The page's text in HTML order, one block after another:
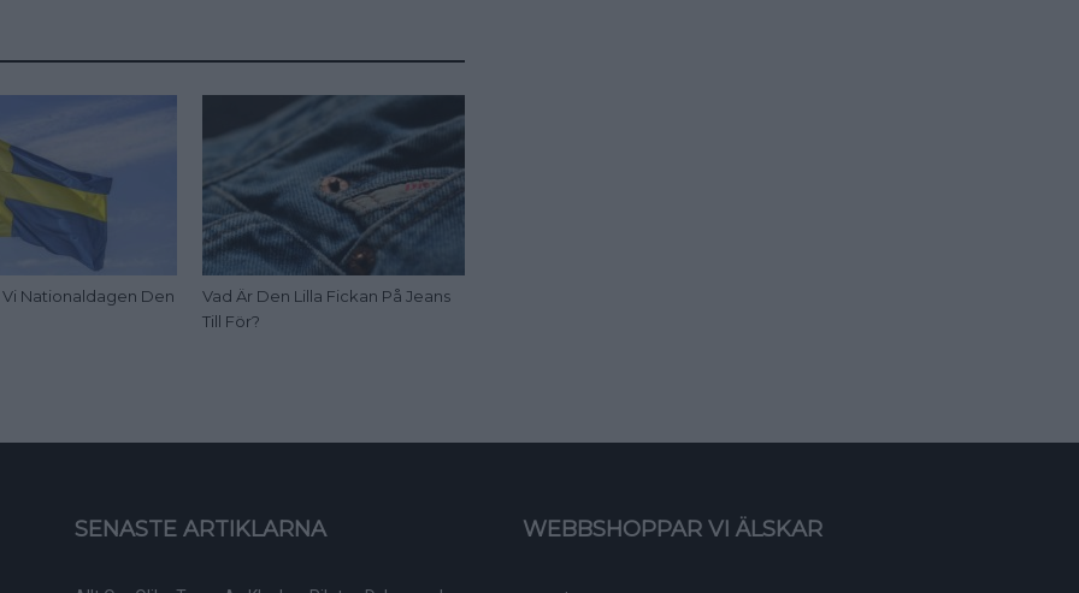
Vi Nationaldagen Den
Vad Är Den Lilla Fickan På Jeans
Till För?
SENASTE ARTIKLARNA WEBBSHOPPAR VI ÄLSKAR